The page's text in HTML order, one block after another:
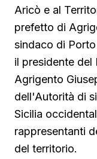
Aricò e al
prefetto di
sindaco di
il presidente del
Agrigento
dell'Autorità di
Sicilia
rappresentanti
del territorio.